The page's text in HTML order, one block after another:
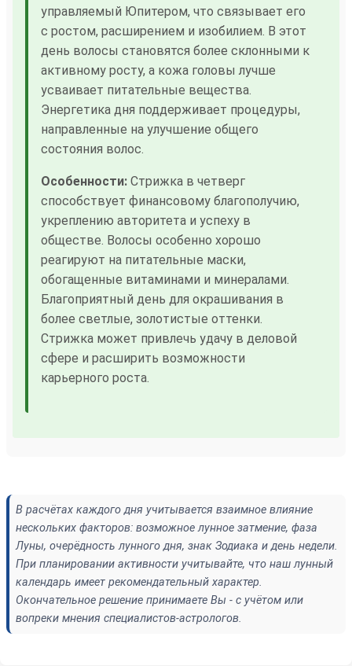
управляемый Юпитером, что связывает его
с ростом, расширением и изобилием. В этот
день волосы становятся более склонными к
активному росту, а кожа головы лучше
усваивает питательные вещества.
Энергетика дня поддерживает процедуры,
направленные на улучшение общего
состояния волос.
Особенности: Стрижка в четверг
способствует финансовому благополучию,
укреплению авторитета и успеху в
обществе. Волосы особенно хорошо
реагируют на питательные маски,
обогащенные витаминами и минералами.
Благоприятный день для окрашивания в
более светлые, золотистые оттенки.
Стрижка может привлечь удачу в деловой
сфере и расширить возможности
карьерного роста.
В расчётах каждого дня учитывается взаимное влияние
нескольких факторов: возможное лунное затмение, фаза
Луны, очерёдность лунного дня, знак Зодиака и день недели.
При планировании активности учитывайте, что наш лунный
календарь имеет рекомендательный характер.
Окончательное решение принимаете Вы - с учётом или
вопреки мнения специалистов-астрологов.